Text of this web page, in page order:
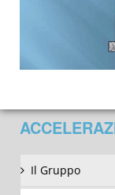
Il Gruppo